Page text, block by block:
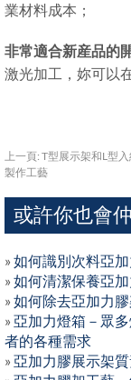
業材料成本；
非常適合新産品的
激光加工，妳可以
上一頁: T型展示架和L型
製作工藝
或許你也會
» 如何識別次料亞
» 如何清潔保養亞
» 如何除去亞加力
» 亞加力燈箱－眾
者的各種需求
» 亞加力膠展示架